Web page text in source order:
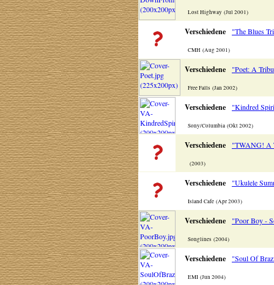
Lost Highway (Jul 2001)
Verschiedene "The Blues
CMH (Aug 2001)
Verschiedene "Poet: A
Free Falls (Jan 2002)
Verschiedene "Kindred
Sony/Columbia (Okt 2002)
Verschiedene "TWANG! A
(2003)
Verschiedene "Ukulele
Island Cafe (Apr 2003)
Verschiedene "Poor Boy -
Songlines (2004)
Verschiedene "Soul Of
EMI (Jun 2004)